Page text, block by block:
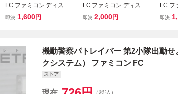
FC ファミコン ディスク
システム ディスクカード
即決 1,600円
FC ファミコン ディスク
システム ディスクカード
即決 2,000円
FC フ
システ
即決
機動警察パトレイバー 第2小隊出動
クシステム） ファミコン FC
ストア
現在 （税込）